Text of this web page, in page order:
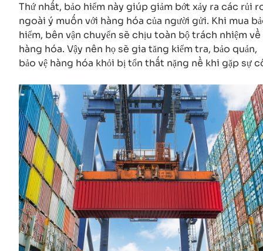
Thứ nhất, bảo hiểm này giúp giảm bớt xảy ra các rủi
ngoài ý muốn với hàng hóa của người gửi. Khi mua
hiểm, bên vận chuyển sẽ chịu toàn bộ trách nhiệm về
hàng hóa. Vậy nên họ sẽ gia tăng kiểm tra, bảo quản,
bảo vệ hàng hóa khỏi bị tổn thất nặng nề khi gặp sự